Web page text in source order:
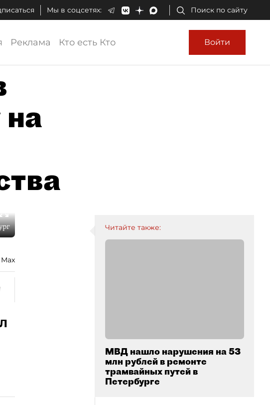
Мы в соцсетях: Поиск по сайту
Реклама Кто есть Кто Войти
Читайте также:
МВД нашло нарушения на 53
млн рублей в ремонте
трамвайных путей в
Петербурге